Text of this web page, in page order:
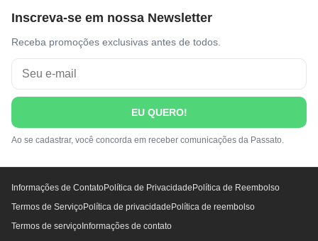
Inscreva-se em nossa Newsletter
Receba promoções exclusivas antes de todos.
EU QUERO!
Ao se cadastrar, você concorda em receber comunicações da Passato.
Informações de ContatoPolítica de PrivacidadePolítica de Reembolso
Termos de ServiçoPolítica de privacidadePolítica de reembolso
Termos de serviçoInformações de contato